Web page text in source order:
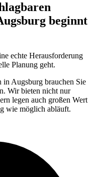
beginnt
echte Herausforderung
Planung geht.
in Augsburg brauchen Sie
Wir bieten nicht nur
legen auch großen Wert
wie möglich abläuft.